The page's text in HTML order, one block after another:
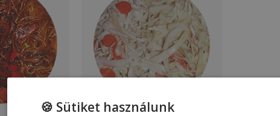
🍪 Sütiket használunk